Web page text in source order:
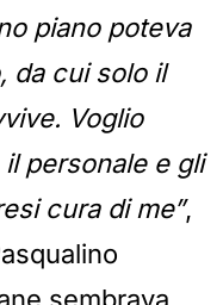
piano poteva
da cui solo il
Voglio
personale e gli
cura di me”,